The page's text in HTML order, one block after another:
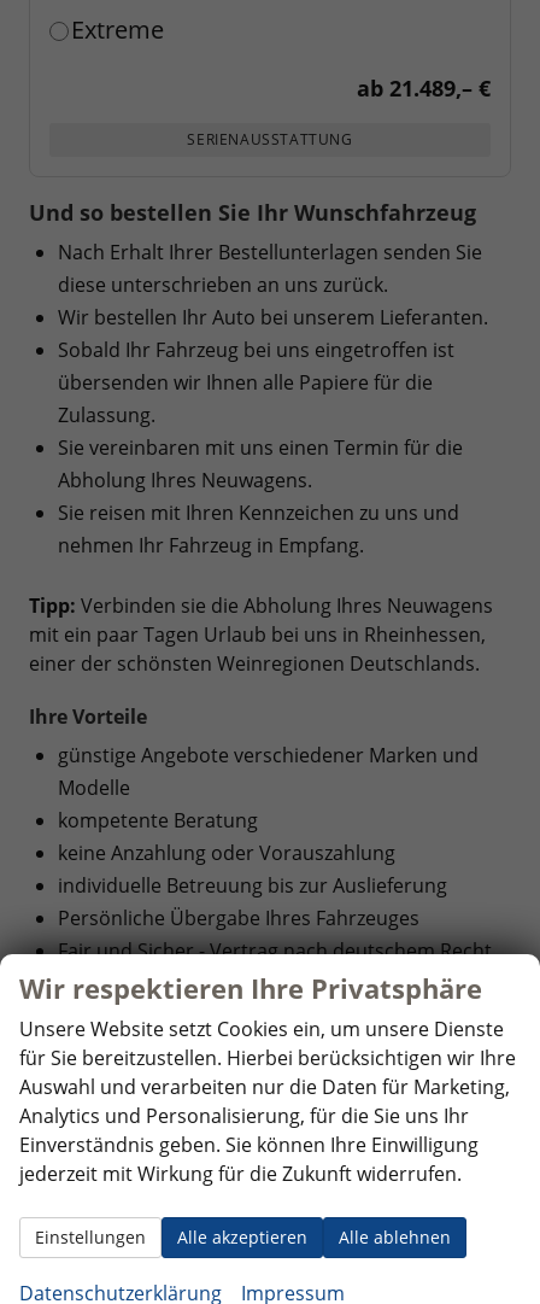
Extreme
ab 21.489,– €
SERIENAUSSTATTUNG
Und so bestellen Sie Ihr Wunschfahrzeug
Nach Erhalt Ihrer Bestellunterlagen senden Sie
diese unterschrieben an uns zurück.
Wir bestellen Ihr Auto bei unserem Lieferanten.
Sobald Ihr Fahrzeug bei uns eingetroffen ist
übersenden wir Ihnen alle Papiere für die
Zulassung.
Sie vereinbaren mit uns einen Termin für die
Abholung Ihres Neuwagens.
Sie reisen mit Ihren Kennzeichen zu uns und
nehmen Ihr Fahrzeug in Empfang.
Tipp: Verbinden sie die Abholung Ihres Neuwagens
mit ein paar Tagen Urlaub bei uns in Rheinhessen,
einer der schönsten Weinregionen Deutschlands.
Ihre Vorteile
günstige Angebote verschiedener Marken und
Modelle
kompetente Beratung
keine Anzahlung oder Vorauszahlung
individuelle Betreuung bis zur Auslieferung
Persönliche Übergabe Ihres Fahrzeuges
Fair und Sicher - Vertrag nach deutschem Recht
Hersteller
Audi(51)
Alle
Fahrzeuge
von
Audi
anzeigen
Fahrzeuge
von
BYD
Citroen(31)
Alle
Fahrzeuge
Wir respektieren Ihre Privatsphäre
Unsere Website setzt Cookies ein, um unsere Dienste
für Sie bereitzustellen. Hierbei berücksichtigen wir Ihre
Auswahl und verarbeiten nur die Daten für Marketing,
Analytics und Personalisierung, für die Sie uns Ihr
Einverständnis geben. Sie können Ihre Einwilligung
jederzeit mit Wirkung für die Zukunft widerrufen.
Alle akzeptieren Alle ablehnen
Einstellungen
Datenschutzerklärung Impressum